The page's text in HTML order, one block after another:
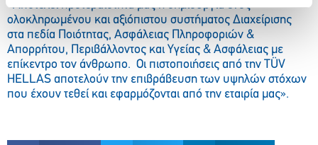
«Αποτελεί προτεραιότητά μας η δημιουργία ενός
ολοκληρωμένου και αξιόπιστου συστήματος Διαχείρισης
στα πεδία Ποιότητας, Ασφάλειας Πληροφοριών &
Απορρήτου, Περιβάλλοντος και Υγείας & Ασφάλειας με
επίκεντρο τον άνθρωπο. Οι πιστοποιήσεις από την TÜV
ΗELLAS αποτελούν την επιβράβευση των υψηλών στόχων
που έχουν τεθεί και εφαρμόζονται από την εταιρία μας».